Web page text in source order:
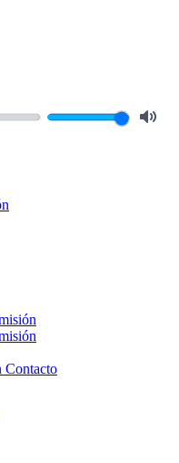
Contacto